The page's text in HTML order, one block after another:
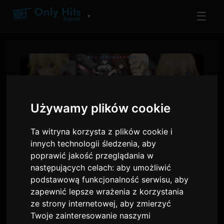
Używamy plików cookie
Ta witryna korzysta z plików cookie i
innych technologii śledzenia, aby
poprawić jakość przeglądania w
następujących celach:aby umożliwić
podstawową funkcjonalność serwisu,aby
zapewnić lepsze wrażenia z korzystania
ze strony internetowej,aby zmierzyć
Twoje zainteresowanie naszymi
▼ ☰
'Trapped in a Dating Sim'
Sezon 2 w Premiera 8 lipca z
Nowymi Postaciami